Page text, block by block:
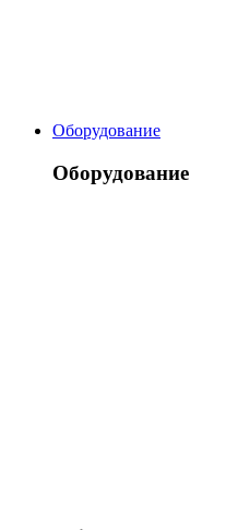
Оборудование
Оборудование